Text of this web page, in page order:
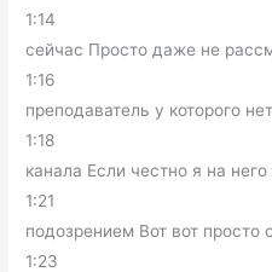
1:14
сейчас Просто даже не
1:16
преподаватель у которого
1:18
канала Если честно я на
1:21
подозрением Вот вот просто с
1:23